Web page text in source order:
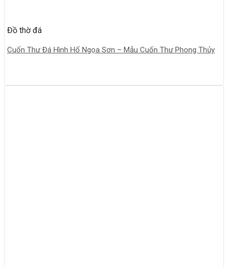
Đồ thờ đá
Cuốn Thư Đá Hình Hổ Ngọa Sơn – Mẫu Cuốn Thư Phong Thủy